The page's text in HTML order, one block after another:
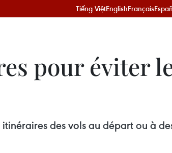
Tiếng ViệtEnglishFrançais
pour éviter
des vols au départ ou à